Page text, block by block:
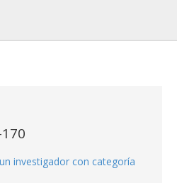
investigador con categoría